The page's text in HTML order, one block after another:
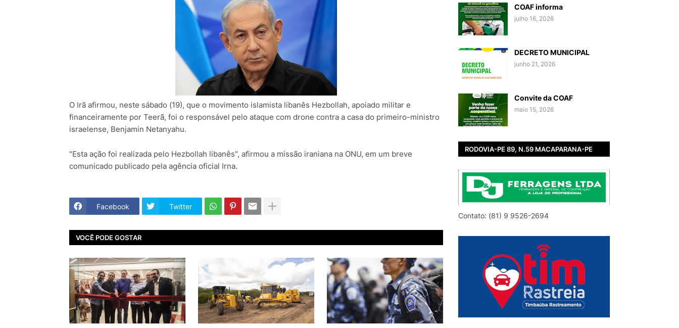
O Irã afirmou, neste sábado (19), que o movimento islamista libanês Hezbollah, apoiado militar e
financeiramente por Teerã, foi o responsável pelo ataque com drone contra a casa do primeiro-ministro
israelense, Benjamin Netanyahu.
"Esta ação foi realizada pelo Hezbollah libanês", afirmou a missão iraniana na ONU, em um breve
comunicado publicado pela agência oficial Irna.
Facebook Twitter
VOCÊ PODE GOSTAR
COAF informa
julho 16, 2026
DECRETO MUNICIPAL
junho 21, 2026
Convite da COAF
maio 15, 2026
RODOVIA-PE 89, N.59 MACAPARANA-PE
Contato: (81) 9 9526-2694